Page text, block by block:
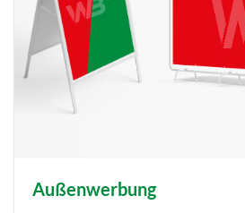
Außenwerbung